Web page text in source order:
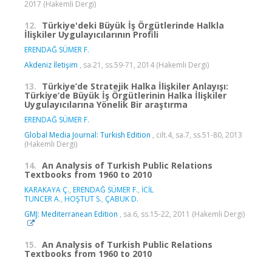
2017 (Hakemli Dergi)
12. Türkiye'deki Büyük İş Örgütlerinde Halkla
İlişkiler Uygulayıcılarının Profili
ERENDAĞ SÜMER F.
Akdeniz İletişim , sa.21, ss.59-71, 2014 (Hakemli Dergi)
13. Türkiye’de Stratejik Halka İlişkiler Anlayışı:
Türkiye’de Büyük İş Örgütlerinin Halka İlişkiler
Uygulayıcılarına Yönelik Bir araştırma
ERENDAĞ SÜMER F.
Global Media Journal: Turkish Edition , cilt.4, sa.7, ss.51-80, 2013
(Hakemli Dergi)
14. An Analysis of Turkish Public Relations
Textbooks from 1960 to 2010
KARAKAYA Ç., ERENDAĞ SÜMER F., İCİL
TUNCER A., HOŞTUT S., ÇABUK D.
GMJ: Mediterranean Edition , sa.6, ss.15-22, 2011 (Hakemli Dergi)
15. An Analysis of Turkish Public Relations
Textbooks from 1960 to 2010